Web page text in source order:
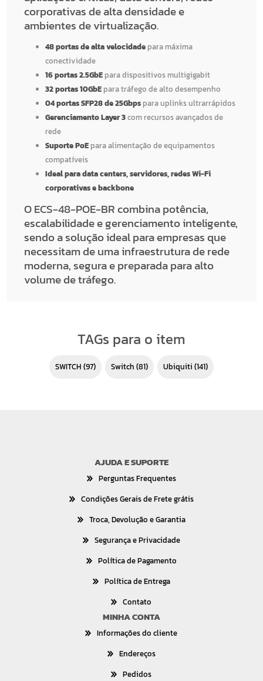
corporativas de alta densidade e
ambientes de virtualização.
48 portas de alta velocidade para máxima
conectividade
16 portas 2.5GbE para dispositivos multigigabit
32 portas 10GbE para tráfego de alto desempenho
04 portas SFP28 de 25Gbps para uplinks ultrarrápidos
Gerenciamento Layer 3com recursos avançados de
rede
Suporte PoE para alimentação de equipamentos
compatíveis
Ideal para data centers, servidores, redes Wi-Fi
corporativas e backbone
O ECS-48-POE-BR combina potência,
escalabilidade e gerenciamento inteligente,
sendo a solução ideal para empresas que
necessitam de uma infraestrutura de rede
moderna, segura e preparada para alto
volume de tráfego.
TAGs para o item
SWITCH (97) switch (81) Ubiquiti (141)
AJUDA E SUPORTE
Perguntas Frequentes
Condições Gerais de Frete grátis
Troca, Devolução e Garantia
Segurança e Privacidade
Política de Pagamento
Política de Entrega
Contato
MINHA CONTA
Informações do cliente
Endereços
Pedidos